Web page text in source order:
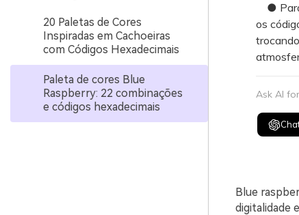
20 Paletas de Cores
Inspiradas em Cachoeiras
com Códigos Hexadecimais
Paleta de cores Blue
Raspberry: 22 combinações
e códigos hexadecimais
● Para
os
Ask AI
Blue
digitalidade